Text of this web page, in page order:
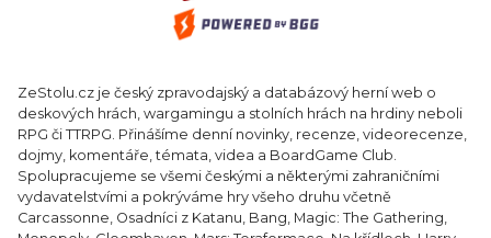
ZeStolu.cz je český zpravodajský a databázový herní web o
deskových hrách, wargamingu a stolních hrách na hrdiny neboli
RPG či TTRPG. Přinášíme denní novinky, recenze, videorecenze,
dojmy, komentáře, témata, videa a BoardGame Club.
Spolupracujeme se všemi českými a některými zahraničními
vydavatelstvími a pokrýváme hry všeho druhu včetně
Carcassonne, Osadníci z Katanu, Bang, Magic: The Gathering,